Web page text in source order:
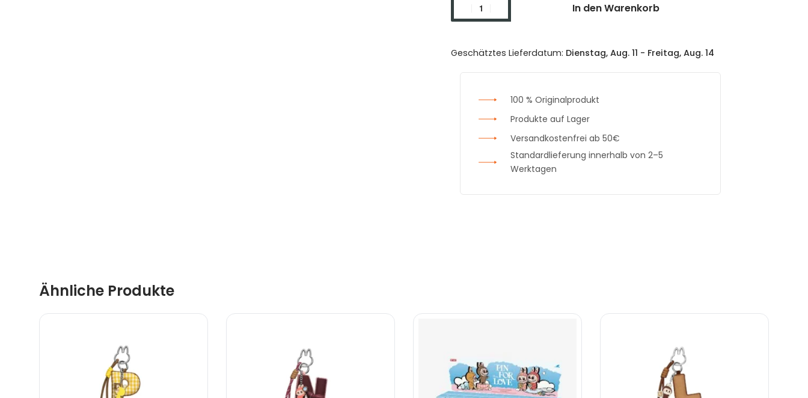
In den Warenkorb
Geschätztes Lieferdatum: Dienstag, Aug. 11 - Freitag, Aug. 14
100 % Originalprodukt
Produkte auf Lager
Versandkostenfrei ab 50€
Standardlieferung innerhalb von 2–5
Werktagen
Ähnliche Produkte